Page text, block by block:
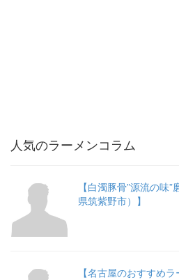
人気のラーメンコラム
【白濁豚骨”源流の
県筑紫野市）】
【名古屋のおすすめラ